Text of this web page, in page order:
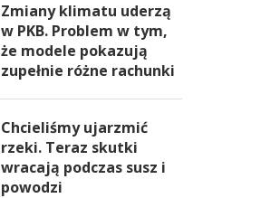
Zmiany klimatu uderzą
w PKB. Problem w tym,
że modele pokazują
zupełnie różne rachunki
Chcieliśmy ujarzmić
rzeki. Teraz skutki
wracają podczas susz i
powodzi